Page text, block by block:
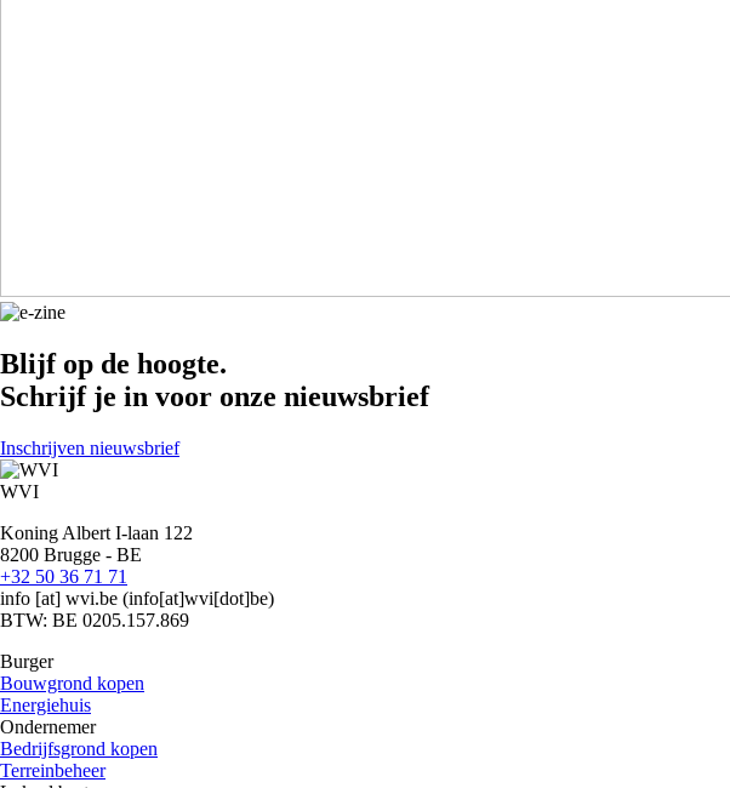
Blijf op de hoogte.
Schrijf je in voor onze nieuwsbrief
Inschrijven nieuwsbrief
WVI
Koning Albert I-laan 122
8200 Brugge - BE
+32 50 36 71 71
info [at] wvi.be (info[at]wvi[dot]be)
BTW: BE 0205.157.869
Burger
Bouwgrond kopen
Energiehuis
Ondernemer
Bedrijfsgrond kopen
Terreinbeheer